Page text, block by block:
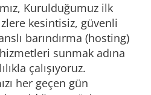
Kurulduğumuz ilk
kesintisiz, güvenli
barındırma (hosting)
sunmak adına
çalışıyoruz.
her geçen gün